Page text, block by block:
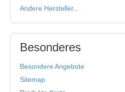
Andere Hersteller...
Besonderes
Besondere Angebote
Sitemap